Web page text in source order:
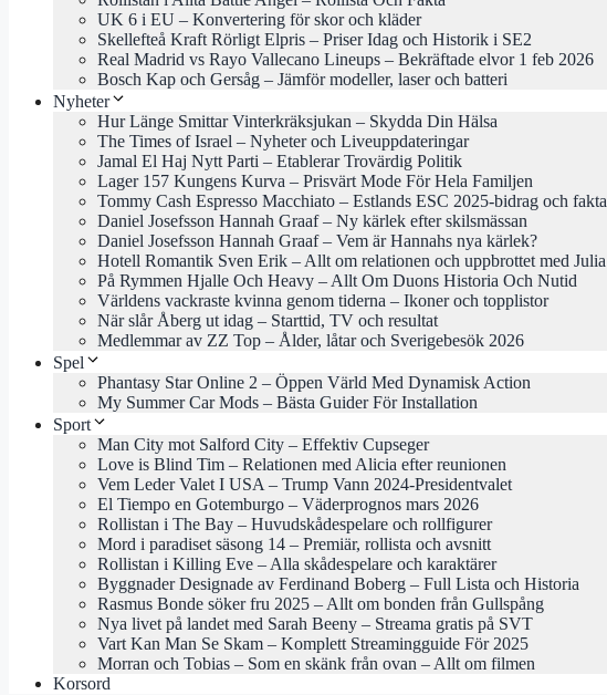
UK 6 i EU – Konvertering för skor och kläder
Skellefteå Kraft Rörligt Elpris – Priser Idag och Historik i SE2
Real Madrid vs Rayo Vallecano Lineups – Bekräftade elvor 1 feb 2026
Bosch Kap och Gersåg – Jämför modeller, laser och batteri
Nyheter
Hur Länge Smittar Vinterkräksjukan – Skydda Din Hälsa
The Times of Israel – Nyheter och Liveuppdateringar
Jamal El Haj Nytt Parti – Etablerar Trovärdig Politik
Lager 157 Kungens Kurva – Prisvärt Mode För Hela Familjen
Tommy Cash Espresso Macchiato – Estlands ESC 2025-bidrag och fakta
Daniel Josefsson Hannah Graaf – Ny kärlek efter skilsmässan
Daniel Josefsson Hannah Graaf – Vem är Hannahs nya kärlek?
Hotell Romantik Sven Erik – Allt om relationen och uppbrottet med Julia
På Rymmen Hjalle Och Heavy – Allt Om Duons Historia Och Nutid
Världens vackraste kvinna genom tiderna – Ikoner och topplistor
När slår Åberg ut idag – Starttid, TV och resultat
Medlemmar av ZZ Top – Ålder, låtar och Sverigebesök 2026
Spel
Phantasy Star Online 2 – Öppen Värld Med Dynamisk Action
My Summer Car Mods – Bästa Guider För Installation
Sport
Man City mot Salford City – Effektiv Cupseger
Love is Blind Tim – Relationen med Alicia efter reunionen
Vem Leder Valet I USA – Trump Vann 2024-Presidentvalet
El Tiempo en Gotemburgo – Väderprognos mars 2026
Rollistan i The Bay – Huvudskådespelare och rollfigurer
Mord i paradiset säsong 14 – Premiär, rollista och avsnitt
Rollistan i Killing Eve – Alla skådespelare och karaktärer
Byggnader Designade av Ferdinand Boberg – Full Lista och Historia
Rasmus Bonde söker fru 2025 – Allt om bonden från Gullspång
Nya livet på landet med Sarah Beeny – Streama gratis på SVT
Vart Kan Man Se Skam – Komplett Streamingguide För 2025
Morran och Tobias – Som en skänk från ovan – Allt om filmen
Korsord